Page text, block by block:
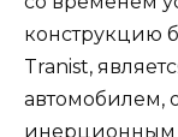
конструкцию
Tranist,
автомобилем,
инерционным